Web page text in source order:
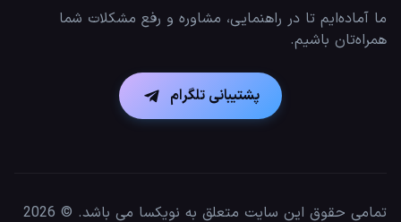
ما آماده‌ایم تا در راهنمایی، مشاوره و رفع مشکلات شما
همراه‌تان باشیم.
پشتیبانی تلگرام
تمامی حقوق این سایت متعلق به نویکسا می باشد. © 2026